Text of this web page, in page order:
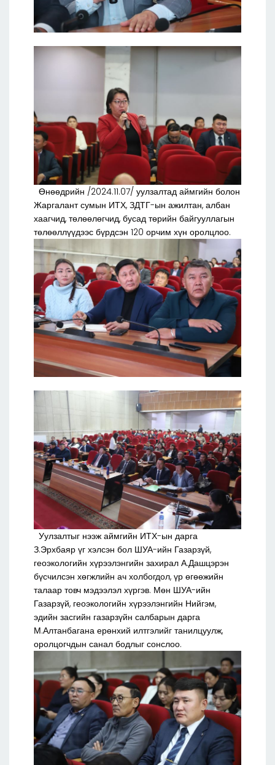
Өнөөдрийн /2024.11.07/ уулзалтад аймгийн болон
Жаргалант сумын ИТХ, ЗДТГ-ын ажилтан, албан
хаагчид, төлөөлөгчид, бусад төрийн байгууллагын
төлөөллүүдээс бүрдсэн 120 орчим хүн оролцлоо.
Уулзалтыг нээж аймгийн ИТХ-ын дарга
З.Эрхбаяр үг хэлсэн бол ШУА-ийн Газарзүй,
геоэкологийн хүрээлэнгийн захирал А.Дашцэрэн
бүсчилсэн хөгжлийн ач холбогдол, үр өгөөжийн
талаар товч мэдээлэл хүргэв. Мөн ШУА-ийн
Газарзүй, геоэкологийн хүрээлэнгийн Нийгэм,
эдийн засгийн газарзүйн салбарын дарга
М.Алтанбагана ерөнхий илтгэлийг танилцуулж,
оролцогчдын санал бодлыг сонслоо.